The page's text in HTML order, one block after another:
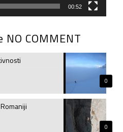
00:52
COMMENT
0
0